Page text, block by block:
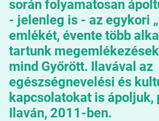
során folyamatosan
- jelenleg is - az egykori
emlékét, évente több
tartunk
mind Győrött. Ilavával az
egészségnevelési és
kapcsolatokat is
Ilaván, 2011-ben.